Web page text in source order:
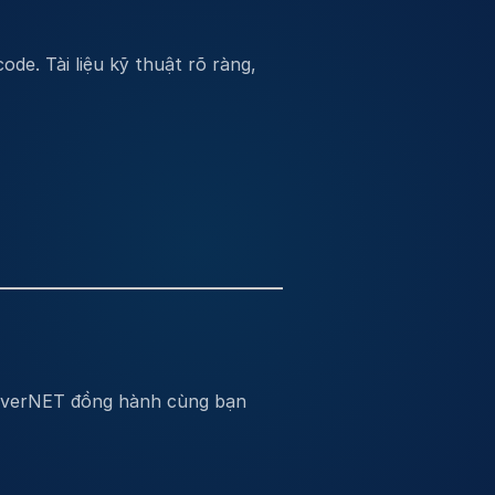
Tài liệu kỹ thuật rõ ràng,
đồng hành cùng bạn